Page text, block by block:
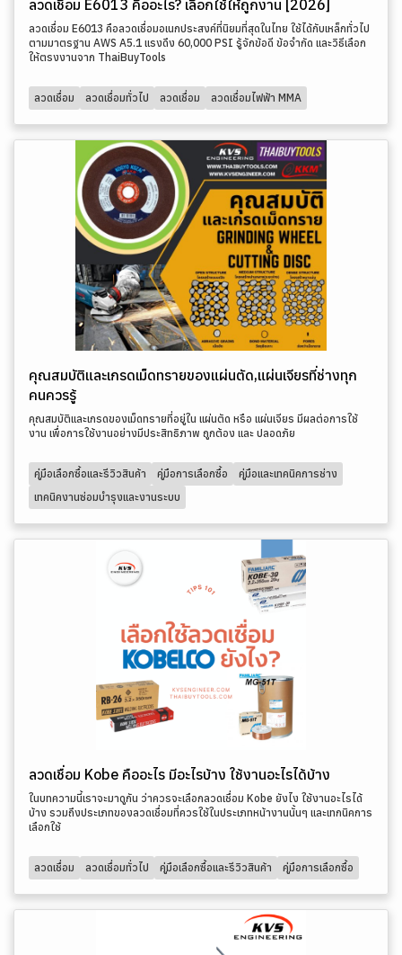
ลวดเชื่อม E6013 คืออะไร? เลือกใช้ให้ถูกงาน [2026]
ลวดเชื่อม E6013 คือลวดเชื่อมอเนกประสงค์ที่นิยมที่สุดในไทย ใช้ได้กับเหล็กทั่วไป
ตามมาตรฐาน AWS A5.1 แรงดึง 60,000 PSI รู้จักข้อดี ข้อจำกัด และวิธีเลือก
ให้ตรงงานจาก ThaiBuyTools
ลวดเชื่อม ลวดเชื่อมทั่วไป ลวดเชื่อม ลวดเชื่อมไฟฟ้า MMA
คุณสมบัติและเกรดเม็ดทรายของแผ่นตัด,แผ่นเจียรที่ช่างทุก
คนควรรู้
คุณสมบัติและเกรดของเม็ดทรายที่อยู่ใน แผ่นตัด หรือ แผ่นเจียร มีผลต่อการใช้
งาน เพื่อการใช้งานอย่างมีประสิทธิภาพ ถูกต้อง และ ปลอดภัย
คู่มือเลือกซื้อและรีวิวสินค้า คู่มือการเลือกซื้อ
คู่มือและเทคนิคการช่าง
เทคนิคงานซ่อมบำรุงและงานระบบ
ลวดเชื่อม Kobe คืออะไร มีอะไรบ้าง ใช้งานอะไรได้บ้าง
ในบทความนี้เราจะมาดูกัน ว่าควรจะเลือกลวดเชื่อม Kobe ยังไง ใช้งานอะไรได้
บ้าง รวมถึงประเภทของลวดเชื่อมที่ควรใช้ในประเภทหน้างานนั้นๆ และเทกนิคการ
เลือกใช้
ลวดเชื่อม ลวดเชื่อมทั่วไป คู่มือเลือกซื้อและรีวิวสินค้า คู่มือการเลือกซื้อ